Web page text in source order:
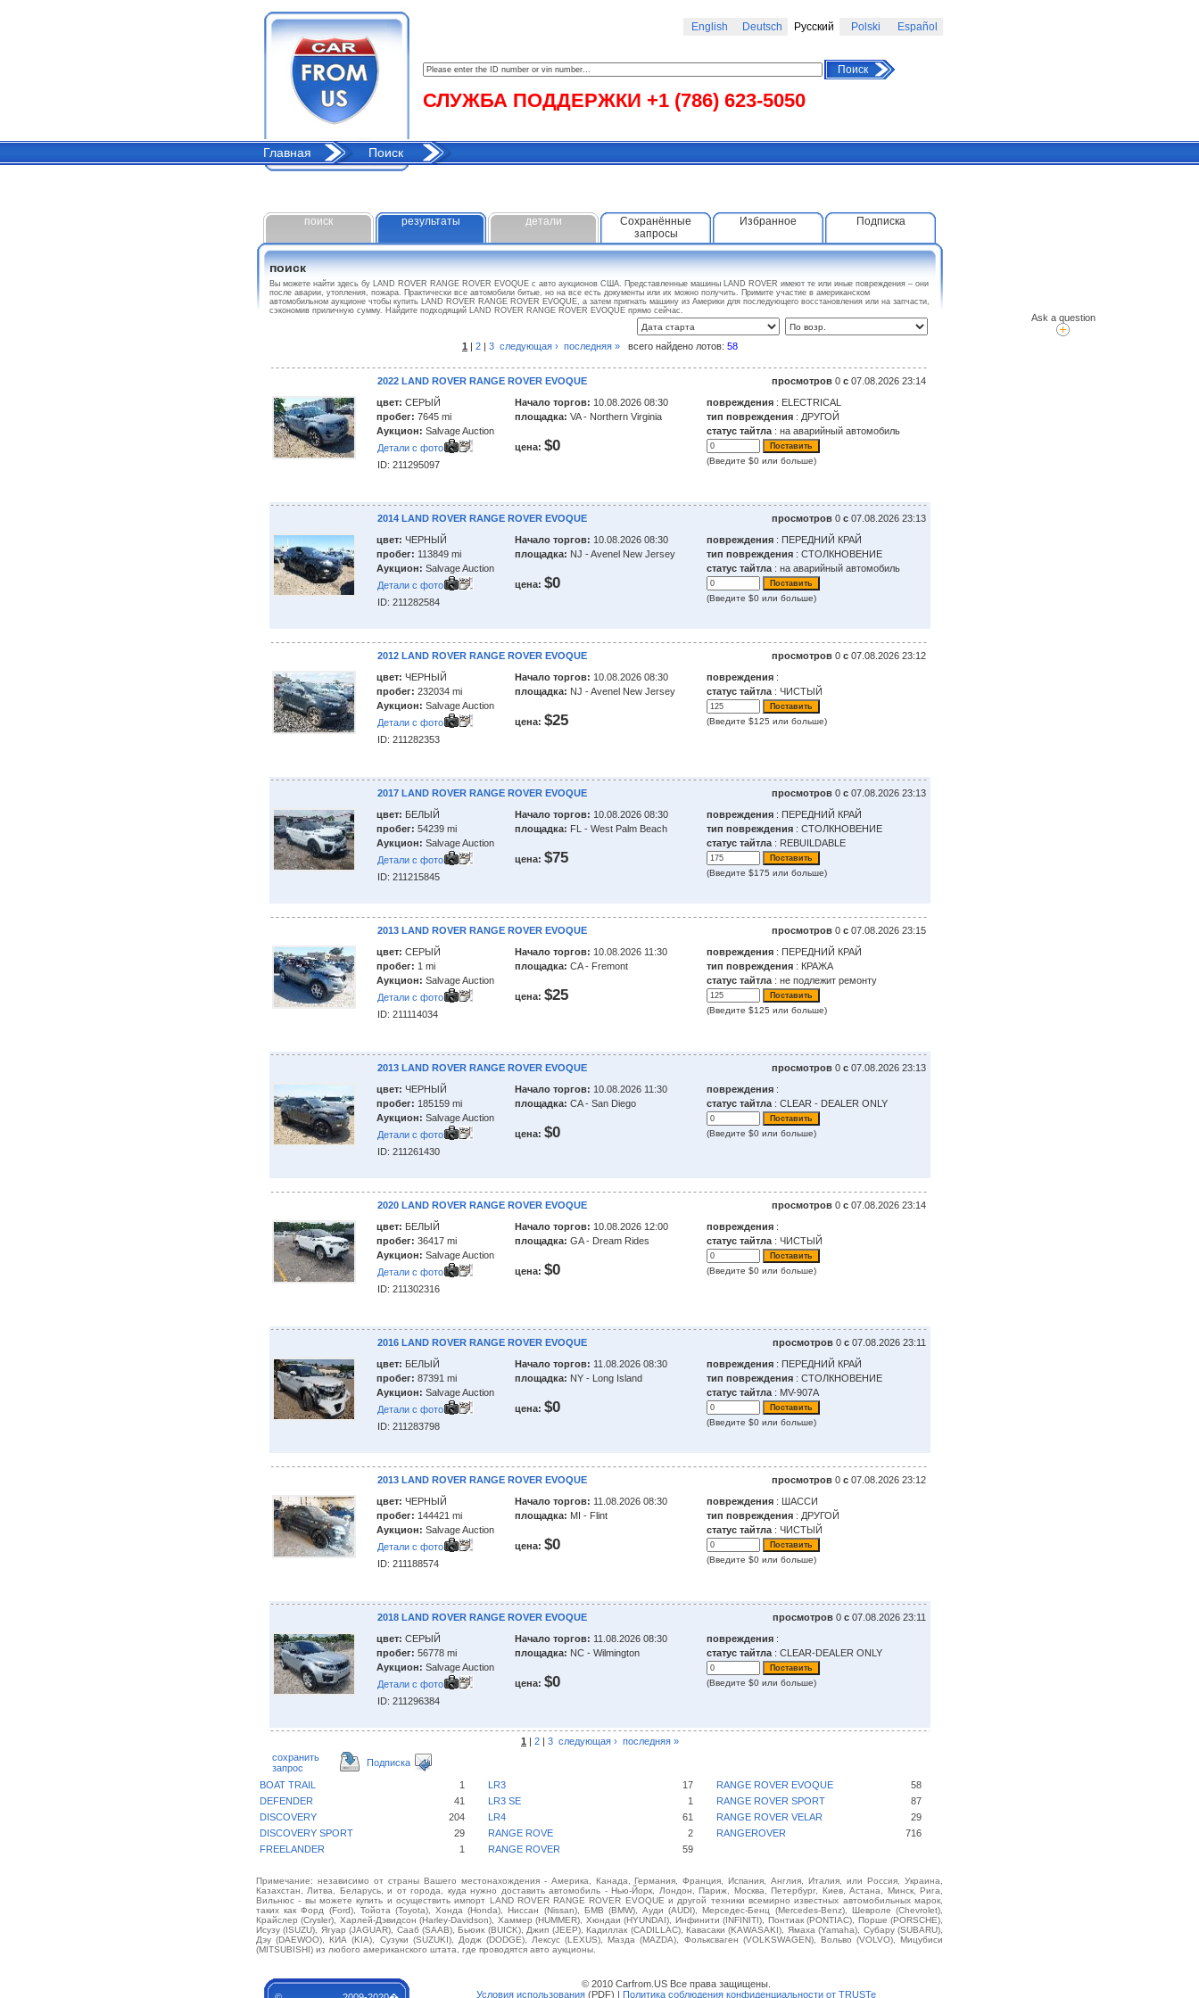
Ask a question
English Deutsch Русский Polski Español
СЛУЖБА ПОДДЕРЖКИ +1 (786) 623-5050
Поиск
Главная Поиск
поиск результаты детали
Сохранённые
запросы
Избранное Подписка
поиск
Вы можете найти здесь бу LAND ROVER RANGE ROVER EVOQUE с авто аукционов США. Представленные машины LAND ROVER имеют те или иные повреждения – они
после аварии, утопления, пожара. Практически все автомобили битые, но на все есть документы или их можно получить. Примите участие в американском
автомобильном аукционе чтобы купить LAND ROVER RANGE ROVER EVOQUE, а затем пригнать машину из Америки для последующего восстановления или на запчасти,
сэкономив приличную сумму. Найдите подходящий LAND ROVER RANGE ROVER EVOQUE прямо сейчас.
1 | 2 | 3 следующая › последняя » всего найдено лотов: 58
2022 LAND ROVER RANGE ROVER EVOQUE просмотров 0 с 07.08.2026 23:14
цвет: СЕРЫЙ
пробег: 7645 mi
Аукцион: Salvage Auction
Детали с фото
ID: 211295097
Начало торгов: 10.08.2026 08:30
площадка: VA - Northern Virginia
цена: $0
повреждения : ELECTRICAL
тип повреждения : ДРУГОЙ
статус тайтла : на аварийный автомобиль
(Введите $0 или больше)
2014 LAND ROVER RANGE ROVER EVOQUE просмотров 0 с 07.08.2026 23:13
цвет: ЧЕРНЫЙ
пробег: 113849 mi
Аукцион: Salvage Auction
Детали с фото
ID: 211282584
Начало торгов: 10.08.2026 08:30
площадка: NJ - Avenel New Jersey
цена: $0
повреждения : ПЕРЕДНИЙ КРАЙ
тип повреждения : СТОЛКНОВЕНИЕ
статус тайтла : на аварийный автомобиль
(Введите $0 или больше)
2012 LAND ROVER RANGE ROVER EVOQUE просмотров 0 с 07.08.2026 23:12
цвет: ЧЕРНЫЙ
пробег: 232034 mi
Аукцион: Salvage Auction
Детали с фото
ID: 211282353
Начало торгов: 10.08.2026 08:30
площадка: NJ - Avenel New Jersey
цена: $25
повреждения :
статус тайтла : ЧИСТЫЙ
(Введите $125 или больше)
2017 LAND ROVER RANGE ROVER EVOQUE просмотров 0 с 07.08.2026 23:13
цвет: БЕЛЫЙ
пробег: 54239 mi
Аукцион: Salvage Auction
Детали с фото
ID: 211215845
Начало торгов: 10.08.2026 08:30
площадка: FL - West Palm Beach
цена: $75
повреждения : ПЕРЕДНИЙ КРАЙ
тип повреждения : СТОЛКНОВЕНИЕ
статус тайтла : REBUILDABLE
(Введите $175 или больше)
2013 LAND ROVER RANGE ROVER EVOQUE просмотров 0 с 07.08.2026 23:15
цвет: СЕРЫЙ
пробег: 1 mi
Аукцион: Salvage Auction
Детали с фото
ID: 211114034
Начало торгов: 10.08.2026 11:30
площадка: CA - Fremont
цена: $25
повреждения : ПЕРЕДНИЙ КРАЙ
тип повреждения : КРАЖА
статус тайтла : не подлежит ремонту
(Введите $125 или больше)
2013 LAND ROVER RANGE ROVER EVOQUE просмотров 0 с 07.08.2026 23:13
цвет: ЧЕРНЫЙ
пробег: 185159 mi
Аукцион: Salvage Auction
Детали с фото
ID: 211261430
Начало торгов: 10.08.2026 11:30
площадка: CA - San Diego
цена: $0
повреждения :
статус тайтла : CLEAR - DEALER ONLY
(Введите $0 или больше)
2020 LAND ROVER RANGE ROVER EVOQUE просмотров 0 с 07.08.2026 23:14
цвет: БЕЛЫЙ
пробег: 36417 mi
Аукцион: Salvage Auction
Детали с фото
ID: 211302316
Начало торгов: 10.08.2026 12:00
площадка: GA - Dream Rides
цена: $0
повреждения :
статус тайтла : ЧИСТЫЙ
(Введите $0 или больше)
2016 LAND ROVER RANGE ROVER EVOQUE просмотров 0 с 07.08.2026 23:11
цвет: БЕЛЫЙ
пробег: 87391 mi
Аукцион: Salvage Auction
Детали с фото
ID: 211283798
Начало торгов: 11.08.2026 08:30
площадка: NY - Long Island
цена: $0
повреждения : ПЕРЕДНИЙ КРАЙ
тип повреждения : СТОЛКНОВЕНИЕ
статус тайтла : MV-907A
(Введите $0 или больше)
2013 LAND ROVER RANGE ROVER EVOQUE просмотров 0 с 07.08.2026 23:12
цвет: ЧЕРНЫЙ
пробег: 144421 mi
Аукцион: Salvage Auction
Детали с фото
ID: 211188574
Начало торгов: 11.08.2026 08:30
площадка: MI - Flint
цена: $0
повреждения : ШАССИ
тип повреждения : ДРУГОЙ
статус тайтла : ЧИСТЫЙ
(Введите $0 или больше)
2018 LAND ROVER RANGE ROVER EVOQUE просмотров 0 с 07.08.2026 23:11
цвет: СЕРЫЙ
пробег: 56778 mi
Аукцион: Salvage Auction
Детали с фото
ID: 211296384
Начало торгов: 11.08.2026 08:30
площадка: NC - Wilmington
цена: $0
повреждения :
статус тайтла : CLEAR-DEALER ONLY
(Введите $0 или больше)
1 | 2 | 3 следующая › последняя »
сохранить
запрос
Подписка
BOAT TRAIL 1 LR3 17 RANGE ROVER EVOQUE
58
DEFENDER
41 LR3 SE 1 RANGE ROVER SPORT
87
DISCOVERY
204 LR4 61 RANGE ROVER VELAR
29
DISCOVERY SPORT
29 RANGE ROVE 2 RANGEROVER
716
FREELANDER
1 RANGE ROVER 59
Примечание: независимо от страны Вашего местонахождения - Америка, Канада, Германия, Франция, Испания, Англия, Италия, или Россия, Украина,
Казахстан, Литва, Беларусь, и от города, куда нужно доставить автомобиль - Нью-Йорк, Лондон, Париж, Москва, Петербург, Киев, Астана, Минск, Рига,
Вильнюс - вы можете купить и осуществить импорт LAND ROVER RANGE ROVER EVOQUE и другой техники всемирно известных автомобильных марок,
таких как Форд (Ford), Тойота (Toyota), Хонда (Honda), Ниссан (Nissan), БМВ (BMW), Ауди (AUDI), Мерседес-Бенц (Mercedes-Benz), Шевроле (Chevrolet),
Крайслер (Crysler), Харлей-Дэвидсон (Harley-Davidson), Хаммер (HUMMER), Хюндаи (HYUNDAI), Инфинити (INFINITI), Понтиак (PONTIAC), Порше (PORSCHE),
Исузу (ISUZU), Ягуар (JAGUAR), Сааб (SAAB), Бьюик (BUICK), Джип (JEEP), Кадиллак (CADILLAC), Кавасаки (KAWASAKI), Ямаха (Yamaha), Субару (SUBARU),
Дэу (DAEWOO), КИА (KIA), Сузуки (SUZUKI), Додж (DODGE), Лексус (LEXUS), Мазда (MAZDA), Фольксваген (VOLKSWAGEN), Вольво (VOLVO), Мицубиси
(MITSUBISHI) из любого американского штата, где проводятся авто аукционы.
© 2010 Carfrom.US Все права защищены.
Условия использования (PDF) | Политика соблюдения конфиденциальности от TRUSTe